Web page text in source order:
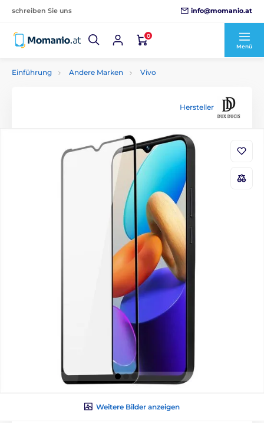
schreiben Sie uns info@momanio.at
0
Menü
Einführung Andere Marken Vivo
Hersteller
Weitere Bilder anzeigen